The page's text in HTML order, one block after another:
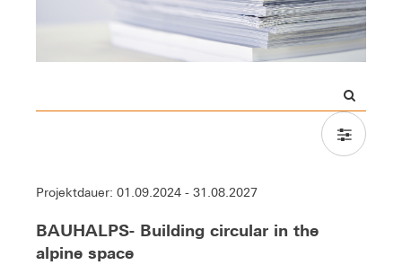
Projektdauer: 01.09.2024 - 31.08.2027
BAUHALPS- Building circular in the
alpine space